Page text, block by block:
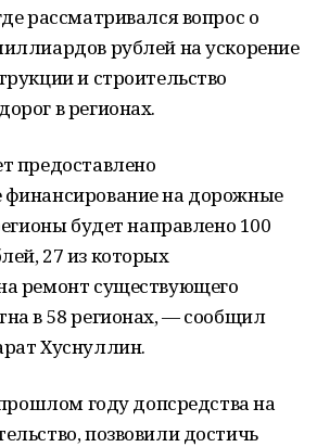
рассматривался вопрос о
рублей на ускорение
и строительство
в регионах.
предоставлено
финансирование на дорожные
будет направлено 100
27 из которых
ремонт существующего
в 58 регионах, — сообщил
Хуснуллин.
году допсредства на
позвовили достичь